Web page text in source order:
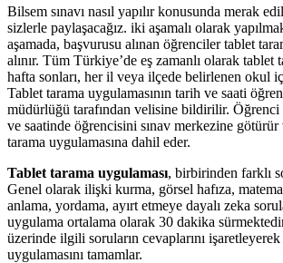
Bilsem sınavı nasıl yapılır konusunda merak
sizlerle paylaşacağız. iki aşamalı olarak
aşamada, başvurusu alınan öğrenciler tablet
alınır. Tüm Türkiye’de eş zamanlı olarak tablet
hafta sonları, her il veya ilçede belirlenen okul
Tablet tarama uygulamasının tarih ve saati
müdürlüğü tarafından velisine bildirilir. Öğrenci
ve saatinde öğrencisini sınav merkezine
tarama uygulamasına dahil eder.
Tablet tarama uygulaması, birbirinden farklı
Genel olarak ilişki kurma, görsel hafıza,
anlama, yordama, ayırt etmeye dayalı zeka
uygulama ortalama olarak 30 dakika
üzerinde ilgili soruların cevaplarını
uygulamasını tamamlar.